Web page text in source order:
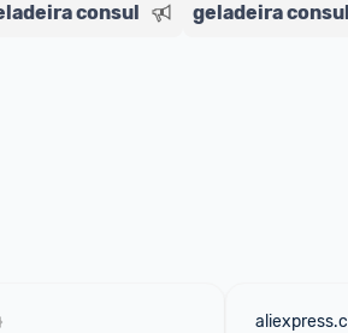
consul geladeira